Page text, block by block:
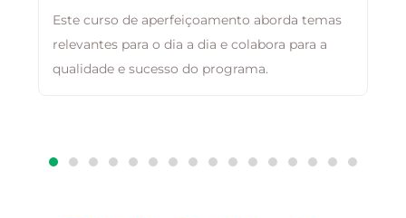
Este curso de aperfeiçoamento aborda temas
relevantes para o dia a dia e colabora para a
qualidade e sucesso do programa.